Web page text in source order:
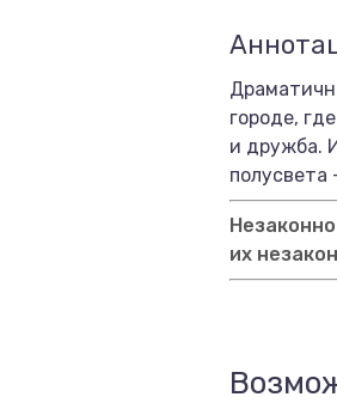
городе,
и дружба.
полусвета
их